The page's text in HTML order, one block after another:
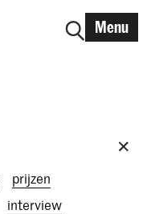
Menu
prijzen
interview